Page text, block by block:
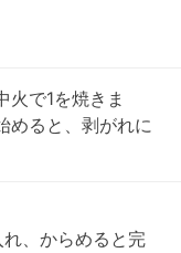
火で1を焼きま
めると、剥がれに
、からめると完